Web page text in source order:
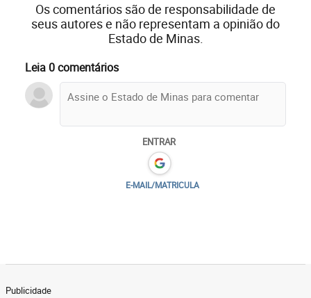
Os comentários são de responsabilidade de
seus autores e não representam a opinião do
Estado de Minas.
Leia 0 comentários
ENTRAR
E-MAIL/MATRICULA
Publicidade